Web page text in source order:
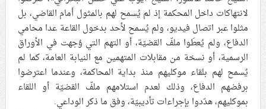
لانتهاكات داخل المحكمة إذ لم يُسمح لهم بالمثول أمام القاضي، بل
مثلوا عبر اتصال فيديو، ولم يُسمح لأحد بدخول القاعة عدا محامي
الدفاع، ولم يُعطَوا ملفّ القضيّة، أو التهم التي وُجهت في الأوراق
الرسمية، أو نسخة من مقابلات المتهمين مع النيابة العامة، كما لم
يُسمح لهم بلقاء موكليهم منذ بداية المحاكمة، وعندما اعترضوا
برفضهم الدفاع، وذلك لعدم استلامهم ملفّ القضيّة أو اللقاء
بموكليهم، هدّدوا بإجراءات تأديبيّة، وفق ما ذكر الوداعي.